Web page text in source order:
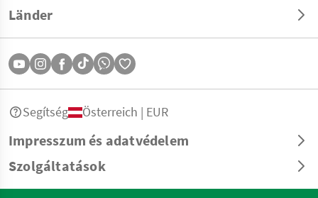
Länder
Impresszum és adatvédelem
Szolgáltatások
Segítség Österreich | EUR